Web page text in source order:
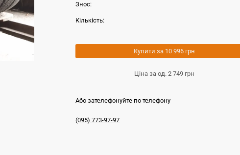
Знос:
Кількість:
Купити за 10 996 грн
Ціна за од.2 749 грн
Або зателефонуйте по телефону
(095) 773-97-97